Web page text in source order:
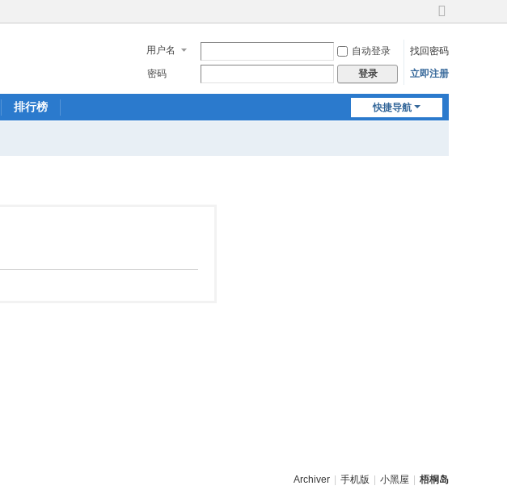
切
到
宽
用户名 自动登录
找回密码
密码
登录 立即注册
快捷导航
排行榜
Archiver 手机版 小黑屋 梧桐岛